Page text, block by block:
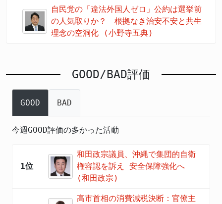
自民党の「違法外国人ゼロ」公約は選挙前
の人気取りか？ 根拠なき治安不安と共生
理念の空洞化 (小野寺五典)
GOOD/BAD評価
GOOD BAD
今週GOOD評価の多かった活動
1位
和田政宗議員、沖縄で集団的自衛
権容認を訴え 安全保障強化へ
(和田政宗)
高市首相の消費減税決断：官僚主